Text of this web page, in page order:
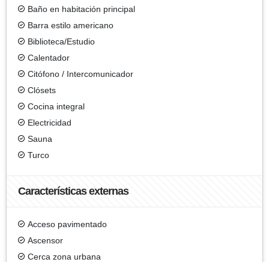
Baño en habitación principal
Barra estilo americano
Biblioteca/Estudio
Calentador
Citófono / Intercomunicador
Clósets
Cocina integral
Electricidad
Sauna
Turco
Características externas
Acceso pavimentado
Ascensor
Cerca zona urbana